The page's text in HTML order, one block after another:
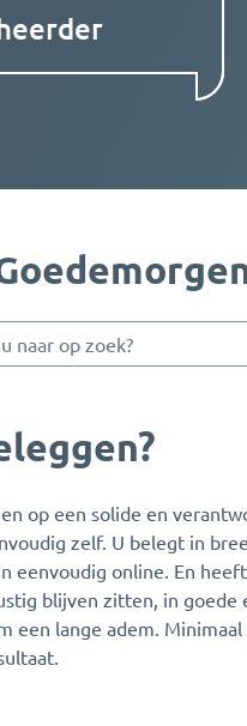
op een solide en
zelf. U belegt in
eenvoudig online. En
blijven zitten, in
een lange adem.